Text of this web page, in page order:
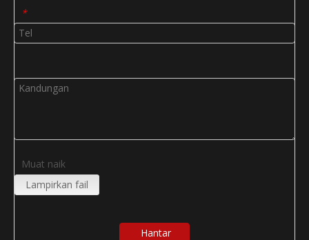
*
Muat naik
Lampirkan fail
Hantar